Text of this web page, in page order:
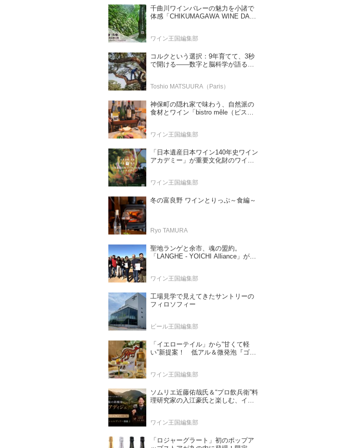
千曲川ワインバレーの魅力を小諸で
体感「CHIKUMAGAWA WINE DAYS
ワイン王国編集部
コルクという選択：9年育てて、3秒
で開ける——数字と脳科学が語る栓
Toshio MATSUURA（Paris）
神保町の隠れ家で味わう、自然派の
食材とワイン「bistro mêle（ビスト
ワイン王国編集部
「日本遺産日本ワイン140年史ワイン
アカデミー」が重要文化財のワイナ
ワイン王国編集部
冬の富良野 ワインとりっぷ～食編～
Ryo TAMURA
聖地ランゲと余市、魂の盟約。
「LANGHE - YOICHI Alliance」が切
ワイン王国編集部
工場見学で見えてきたサントリーの
フィロソフィー
ビール王国編集部
「イエローテイル」から“甘くて軽
い”新提案！ 低アル＆微発泡『ゴー
ワイン王国編集部
ソムリエ近藤佑哉氏＆“プロ飲兵衛”料
理研究家の入江豪氏と楽しむ、イタ
たなペアリングを体験する、一夜限
月19日（金）開催！
ワイン王国編集部
「ロジャーグラート」初のポップア